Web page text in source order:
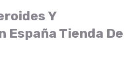
Y
España Tienda De